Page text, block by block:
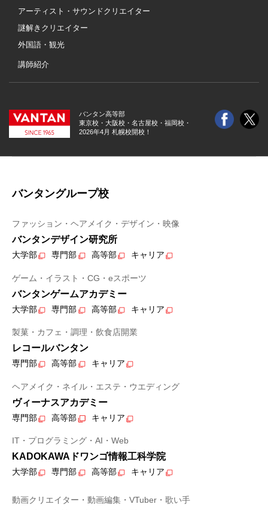
アーティスト・サウンドクリエイター
謎解きクリエイター
外国語・観光
講師紹介
バンタン高等部
東京校・大阪校・ 名古屋校・福岡校・
2026年4月 札幌校開校！
バンタングループ校
ファッション・ヘアメイク・デザイン・映像
バンタンデザイン研究所
大学部 専門部 高等部 キャリア
ゲーム・イラスト・CG・eスポーツ
バンタンゲームアカデミー
大学部 専門部 高等部 キャリア
製菓・カフェ・調理・飲食店開業
レコールバンタン
専門部 高等部 キャリア
ヘアメイク・ネイル・エステ・ウエディング
ヴィーナスアカデミー
専門部 高等部 キャリア
IT・プログラミング・AI・Web
KADOKAWAドワンゴ情報工科学院
大学部 専門部 高等部 キャリア
動画クリエイター・動画編集・VTuber・歌い手